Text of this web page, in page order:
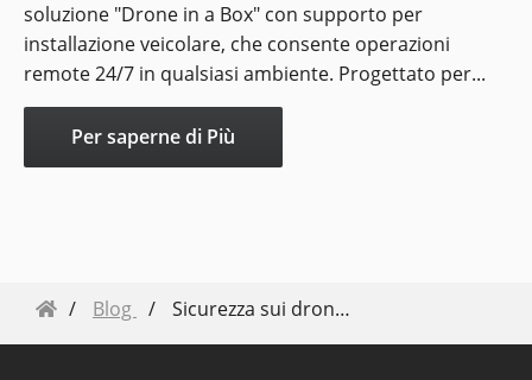
soluzione "Drone in a Box" con supporto per
installazione veicolare, che consente operazioni
remote 24/7 in qualsiasi ambiente. Progettato per...
Per saperne di Più
Blog Sicurezza sui droni di livello superiore: Atterraggio di emergenza a 3 eliche su M300 RTK